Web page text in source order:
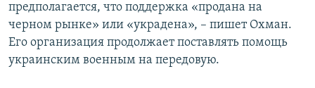
предполагается, что поддержка «продана на
черном рынке» или «украдена», – пишет Охман.
Его организация продолжает поставлять помощь
украинским военным на передовую.